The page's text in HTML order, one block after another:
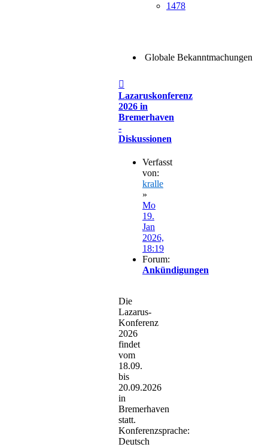
1478
Globale Bekanntmachungen
Lazaruskonferenz
2026 in
Bremerhaven
-
Diskussionen
Verfasst
von:
kralle
»
Mo
19.
Jan
2026,
18:19
Forum:
Ankündigungen
Die
Lazarus-
Konferenz
2026
findet
vom
18.09.
bis
20.09.2026
in
Bremerhaven
statt.
Konferenzsprache:
Deutsch